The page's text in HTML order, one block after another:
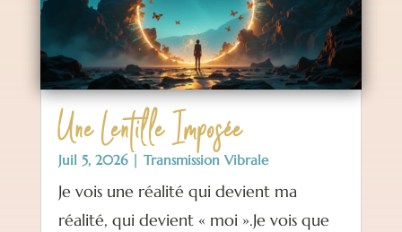
Une Lentille Imposée
Juil 5, 2026| Transmission Vibrale
Je vois une réalité qui devient ma
réalité, qui devient « moi ».Je vois que